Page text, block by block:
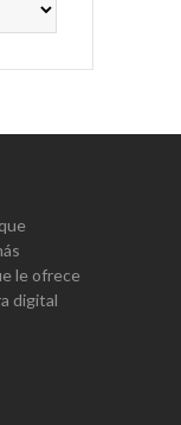
le ofrece
digital